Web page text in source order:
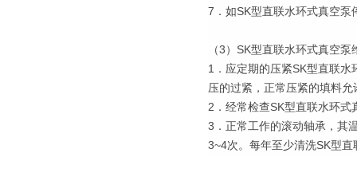
7．如SK型直联水环式真空
（3）SK型直联水环式真空泵
1．应定期的压紧SK型直联
压的过紧，正常压紧的填料
2．经常检查SK型直联水环
3．正常工作的滚动轴承，
3~4次。每年至少清洗SK型